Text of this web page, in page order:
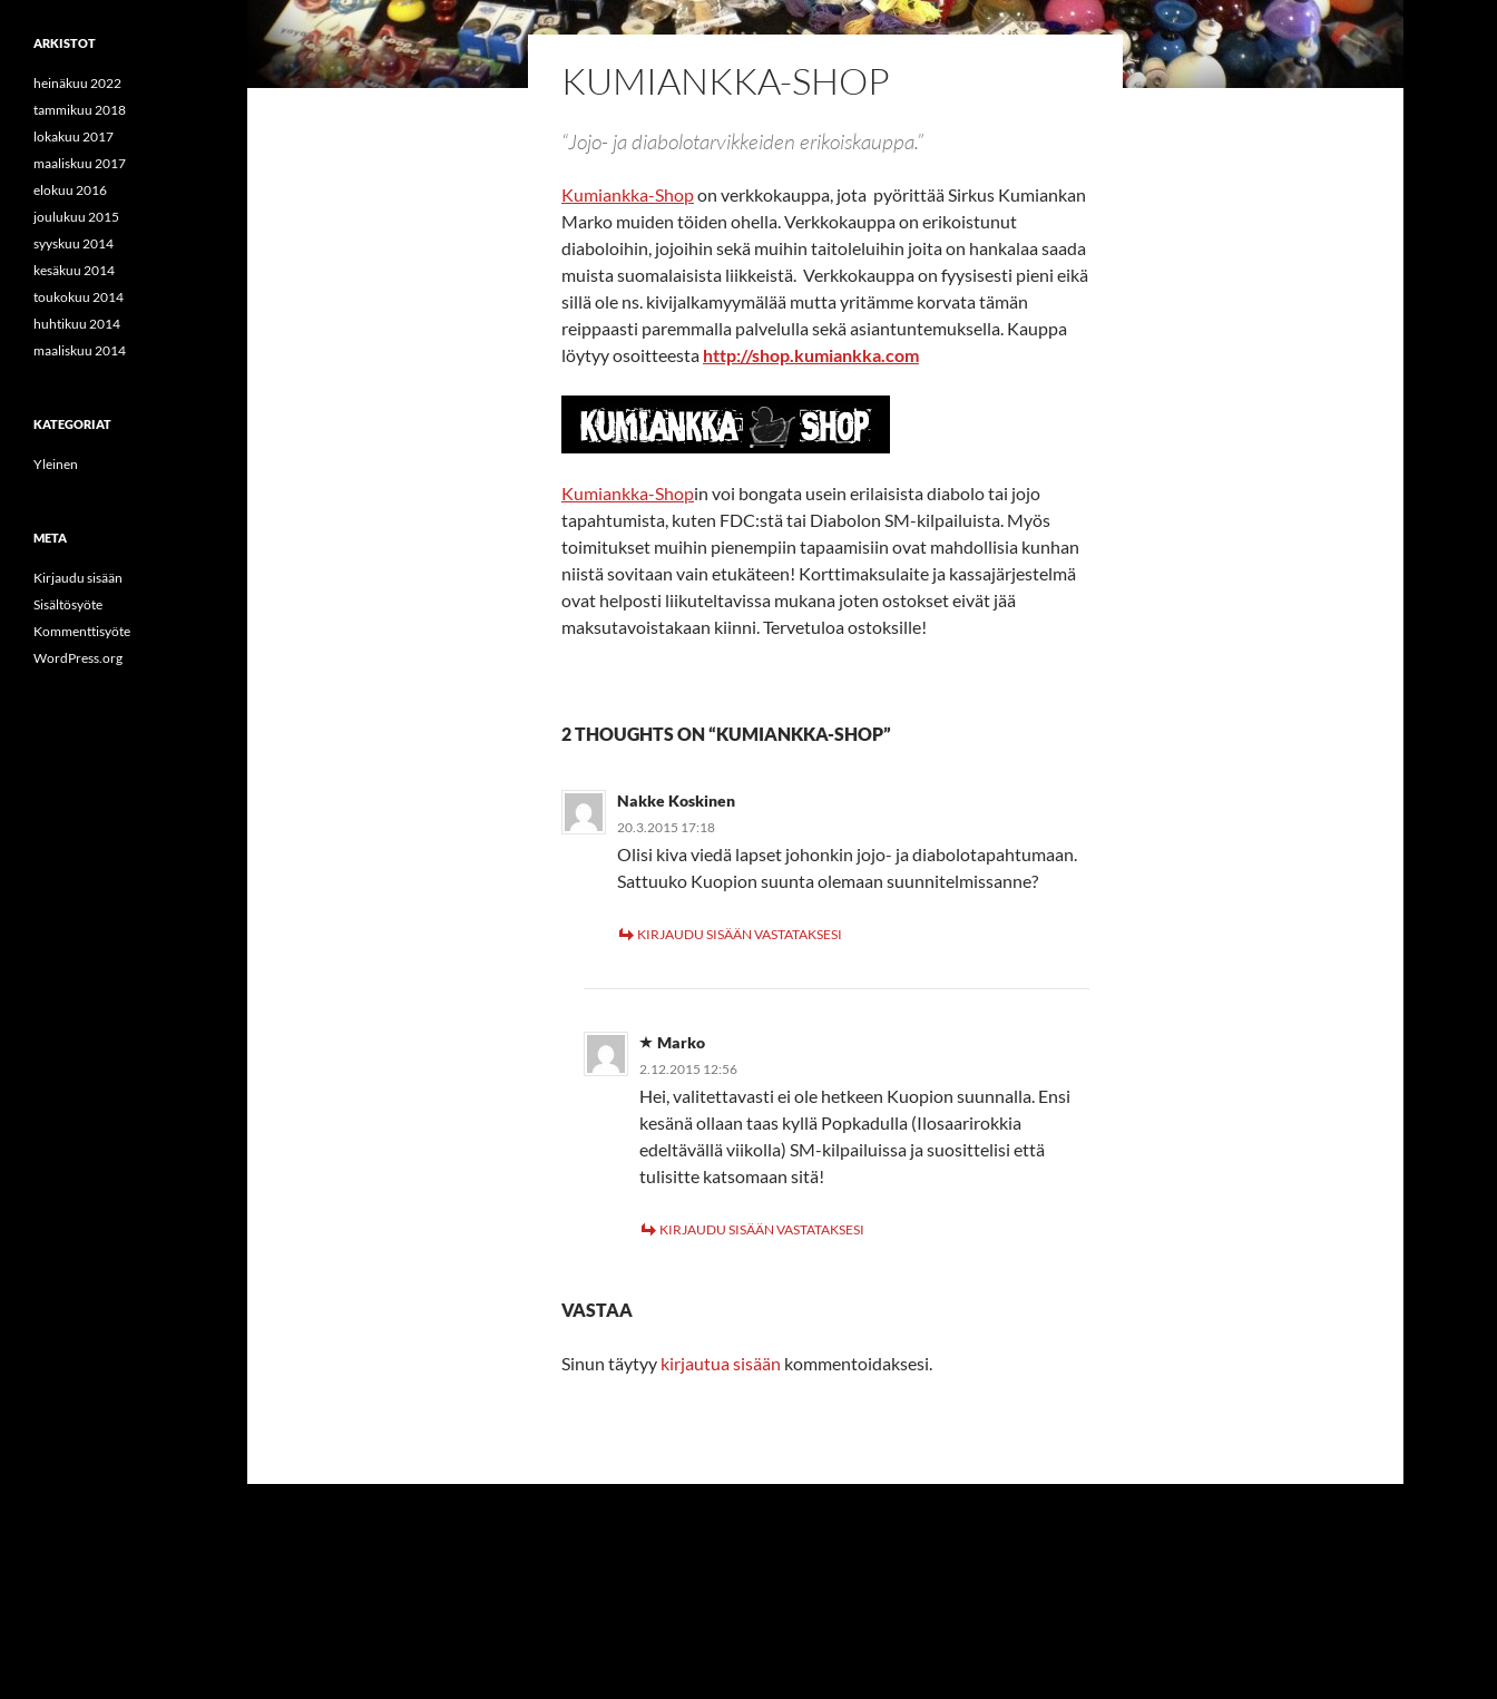
KUMIANKKA-SHOP
“Jojo- ja diabolotarvikkeiden erikoiskauppa.”
Kumiankka-Shopon verkkokauppa, jota pyörittää Sirkus Kumiankan
Marko muiden töiden ohella. Verkkokauppa on erikoistunut
diaboloihin, jojoihin sekä muihin taitoleluihin joita on hankalaa saada
muista suomalaisista liikkeistä. Verkkokauppa on fyysisesti pieni eikä
sillä ole ns. kivijalkamyymälää mutta yritämme korvata tämän
reippaasti paremmalla palvelulla sekä asiantuntemuksella. Kauppa
löytyy osoitteesta http://shop.kumiankka.com
Kumiankka-Shopin voi bongata usein erilaisista diabolo tai jojo
tapahtumista, kuten FDC:stä tai Diabolon SM-kilpailuista. Myös
toimitukset muihin pienempiin tapaamisiin ovat mahdollisia kunhan
niistä sovitaan vain etukäteen! Korttimaksulaite ja kassajärjestelmä
ovat helposti liikuteltavissa mukana joten ostokset eivät jää
maksutavoistakaan kiinni. Tervetuloa ostoksille!
2 THOUGHTS ON “KUMIANKKA-SHOP”
Nakke Koskinen
20.3.2015 17:18
Olisi kiva viedä lapset johonkin jojo- ja diabolotapahtumaan.
Sattuuko Kuopion suunta olemaan suunnitelmissanne?
KIRJAUDU SISÄÄN VASTATAKSESI
Marko
2.12.2015 12:56
Hei, valitettavasti ei ole hetkeen Kuopion suunnalla. Ensi
kesänä ollaan taas kyllä Popkadulla (Ilosaarirokkia
edeltävällä viikolla) SM-kilpailuissa ja suosittelisi että
tulisitte katsomaan sitä!
KIRJAUDU SISÄÄN VASTATAKSESI
VASTAA
Sinun täytyy kirjautua sisään kommentoidaksesi.
ARKISTOT
heinäkuu 2022
tammikuu 2018
lokakuu 2017
maaliskuu 2017
elokuu 2016
joulukuu 2015
syyskuu 2014
kesäkuu 2014
toukokuu 2014
huhtikuu 2014
maaliskuu 2014
KATEGORIAT
Yleinen
META
Kirjaudu sisään
Sisältösyöte
Kommenttisyöte
WordPress.org